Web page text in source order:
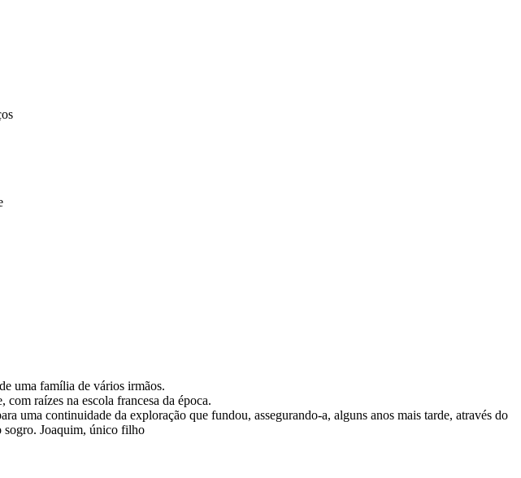
uma família de vários irmãos.
raízes na escola francesa da época.
uma continuidade da exploração que fundou, assegurando-a, alguns anos mais tarde, através do
sogro. Joaquim, único filho